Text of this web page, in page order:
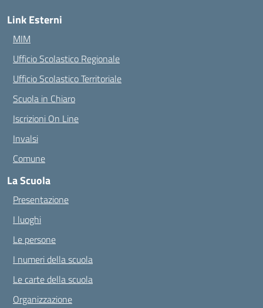
Link Esterni
MIM
Ufficio Scolastico Regionale
Ufficio Scolastico Territoriale
Scuola in Chiaro
Iscrizioni On Line
Invalsi
Comune
La Scuola
Presentazione
I luoghi
Le persone
I numeri della scuola
Le carte della scuola
Organizzazione